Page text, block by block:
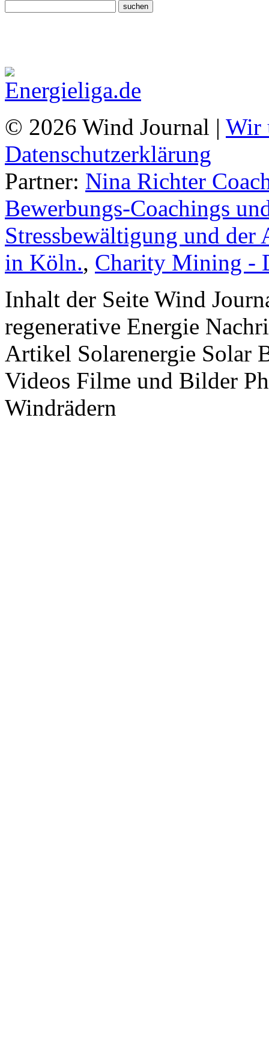
© 2026 Wind Journal | Wir
Datenschutzerklärung
Partner: Nina Richter
Bewerbungs-Coachings
Stressbewältigung und
in Köln., Charity Mining -
Inhalt der Seite Wind
regenerative Energie
Artikel Solarenergie Solar
Videos Filme und Bilder
Windrädern